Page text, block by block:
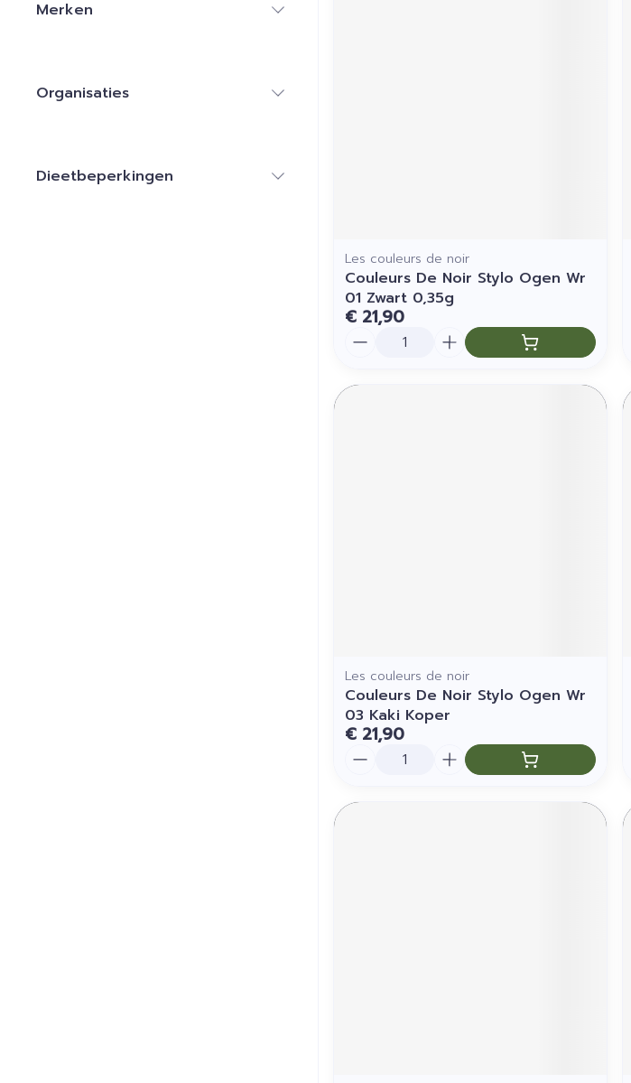
Merken
Organisaties
Dieetbeperkingen
Les couleurs de noir
Couleurs De Noir Stylo Ogen Wr
01 Zwart 0,35g
€ 21,90
Les couleurs de noir
Couleurs De Noir Stylo Ogen Wr
03 Kaki Koper
€ 21,90